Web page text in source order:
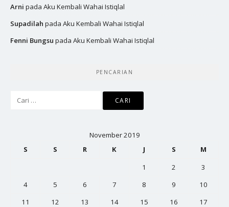
Arni pada Aku Kembali Wahai Istiqlal
Supadilah pada Aku Kembali Wahai Istiqlal
Fenni Bungsu pada Aku Kembali Wahai Istiqlal
PENCARIAN
November 2019
S
S R K J S
M
1
2
3
4
5 6 7 8 9
10
11
12 13 14 15 16
17